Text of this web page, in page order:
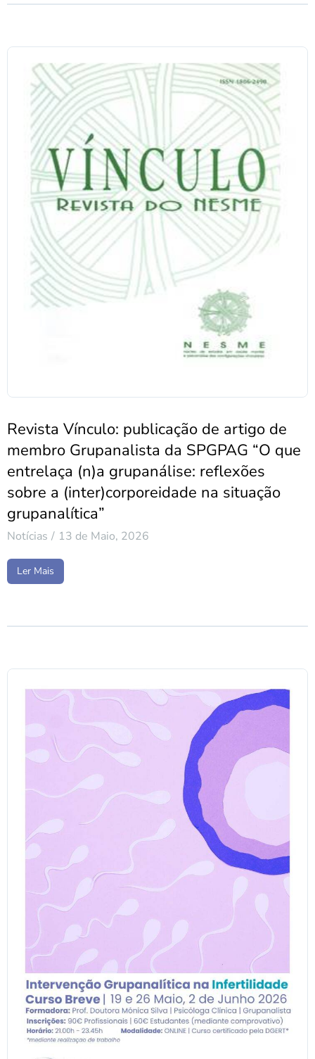
Revista Vínculo: publicação de artigo de
membro Grupanalista da SPGPAG “O que
entrelaça (n)a grupanálise: reflexões
sobre a (inter)corporeidade na situação
grupanalítica”
Notícias 13 de Maio, 2026
Ler Mais